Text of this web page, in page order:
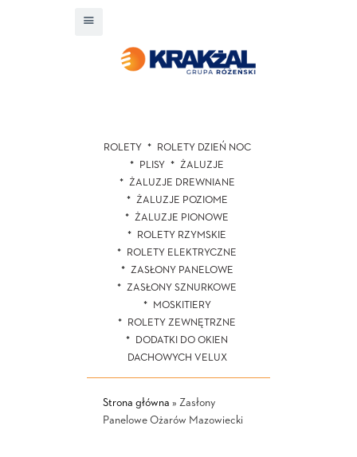
ROLETY
ROLETY DZIEŃ NOC
PLISY
ŻALUZJE
ŻALUZJE DREWNIANE
ŻALUZJE POZIOME
ŻALUZJE PIONOWE
ROLETY RZYMSKIE
ROLETY ELEKTRYCZNE
ZASŁONY PANELOWE
ZASŁONY SZNURKOWE
MOSKITIERY
ROLETY ZEWNĘTRZNE
DODATKI DO OKIEN
DACHOWYCH VELUX
Strona główna » Zasłony
Panelowe Ożarów Mazowiecki